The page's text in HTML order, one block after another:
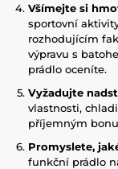
Všímejte si
sportovní
rozhodujícím
výpravu s
prádlo oceníte.
Vyžadujte
vlastnosti,
příjemným
Promyslete,
funkční prádlo